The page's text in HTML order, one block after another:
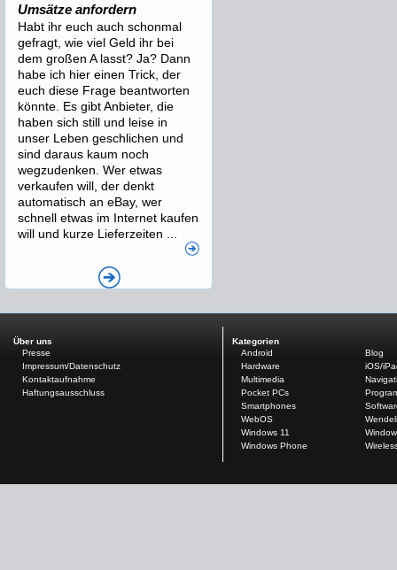
Umsätze anfordern
Habt ihr euch auch schonmal
gefragt, wie viel Geld ihr bei
dem großen A lasst? Ja? Dann
habe ich hier einen Trick, der
euch diese Frage beantworten
könnte. Es gibt Anbieter, die
haben sich still und leise in
unser Leben geschlichen und
sind daraus kaum noch
wegzudenken. Wer etwas
verkaufen will, der denkt
automatisch an eBay, wer
schnell etwas im Internet kaufen
will und kurze Lieferzeiten ...
Über uns
Presse
Impressum/Datenschutz
Kontaktaufnahme
Haftungsausschluss
Kategorien
Android
Blog
Hardware
iOS/
Multimedia
Pocket PCs
Smartphones
WebOS
Windows 11
Windows Phone